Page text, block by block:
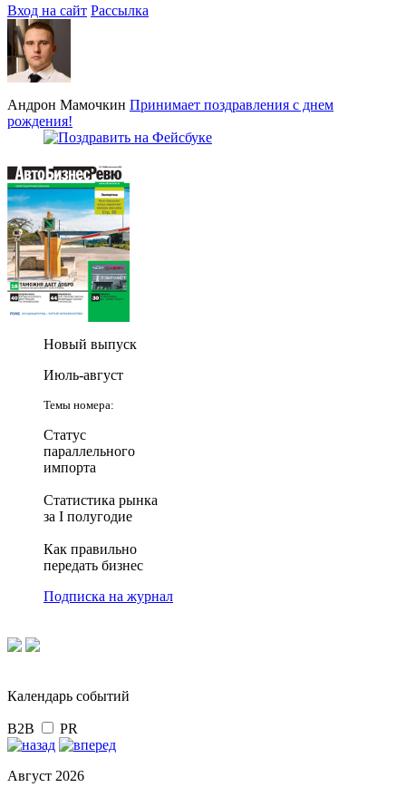
Вход на сайт Рассылка
Андрон Мамочкин Принимает поздравления с днем
рождения!
Новый выпуск
Июль-август
Темы номера:
Статус
параллельного
импорта
Статистика рынка
за I полугодие
Как правильно
передать бизнес
Подписка на журнал
Календарь событий
B2B PR
Август 2026